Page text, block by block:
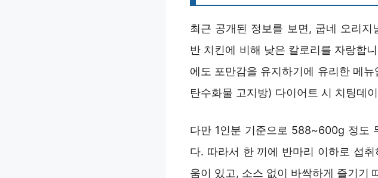
최근 공개된 정보를 보면, 굽네 오리
반 치킨에 비해 낮은 칼로리를 자랑합
에도 포만감을 유지하기에 유리한 메
탄수화물 고지방) 다이어트 시 치팅데
다만 1인분 기준으로 588~600g 정도
다. 따라서 한 끼에 반마리 이하로 섭
움이 있고, 소스 없이 바싹하게 즐기기